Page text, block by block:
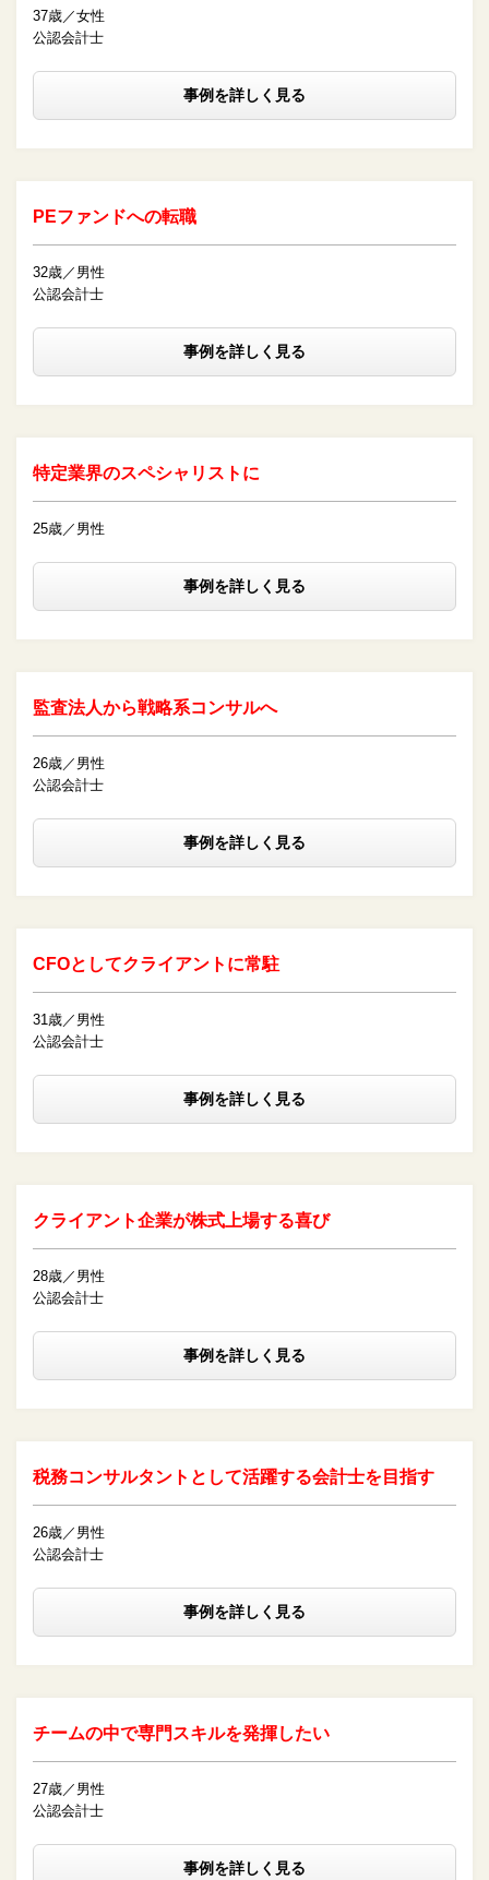
37歳／女性
公認会計士
事例を詳しく見る
PEファンドへの転職
32歳／男性
公認会計士
事例を詳しく見る
特定業界のスペシャリストに
25歳／男性
事例を詳しく見る
監査法人から戦略系コンサルへ
26歳／男性
公認会計士
事例を詳しく見る
CFOとしてクライアントに常駐
31歳／男性
公認会計士
事例を詳しく見る
クライアント企業が株式上場する喜び
28歳／男性
公認会計士
事例を詳しく見る
税務コンサルタントとして活躍する会計士を目指す
26歳／男性
公認会計士
事例を詳しく見る
チームの中で専門スキルを発揮したい
27歳／男性
公認会計士
事例を詳しく見る